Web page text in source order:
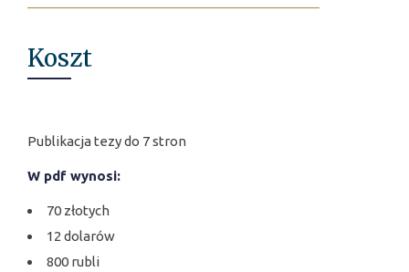
Koszt
Publikacja tezy do 7 stron
W pdf wynosi:
70 złotych
12 dolarów
800 rubli